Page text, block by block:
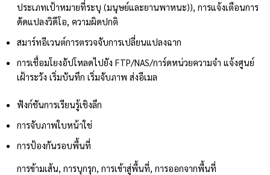
ประเภทเป้าหมายที่ระบุ (มนุษย์และยานพาหนะ)), การแจ้งเตือนการ
ดัดแปลงวิดีโอ, ความผิดปกติ
สมาร์ทอีเวนต์การตรวจจับการเปลี่ยนแปลงฉาก
การเชื่อมโยงอัปโหลดไปยัง FTP/NAS/การ์ดหน่วยความจำ แจ้งศูนย์
เฝ้าระวัง เริ่มบันทึก เริ่มจับภาพ ส่งอีเมล
ฟังก์ชันการเรียนรู้เชิงลึก
การจับภาพใบหน้าใช่
การป้องกันรอบพื้นที่
การข้ามเส้น, การบุกรุก, การเข้าสู่พื้นที่, การออกจากพื้นที่